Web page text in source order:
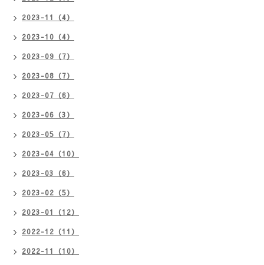
2023-11（4）
2023-10（4）
2023-09（7）
2023-08（7）
2023-07（6）
2023-06（3）
2023-05（7）
2023-04（10）
2023-03（6）
2023-02（5）
2023-01（12）
2022-12（11）
2022-11（10）